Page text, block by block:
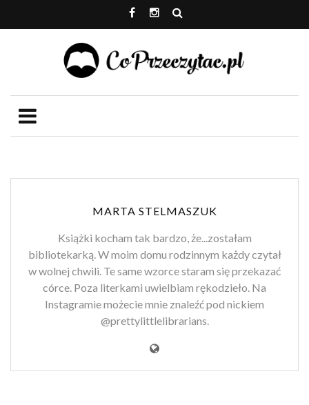
MARTA STELMASZUK
Książki kocham tak bardzo, że...zostałam
bibliotekarką. W moim domu rodzinnym każdy czytał
w wolnej chwili. Te same wzorce staram się przekazać
córce. Poza literkami uwielbiam rękodzieło. Na
Instagramie możecie mnie znaleźć pod nickiem
@prettylittlelibrarians.